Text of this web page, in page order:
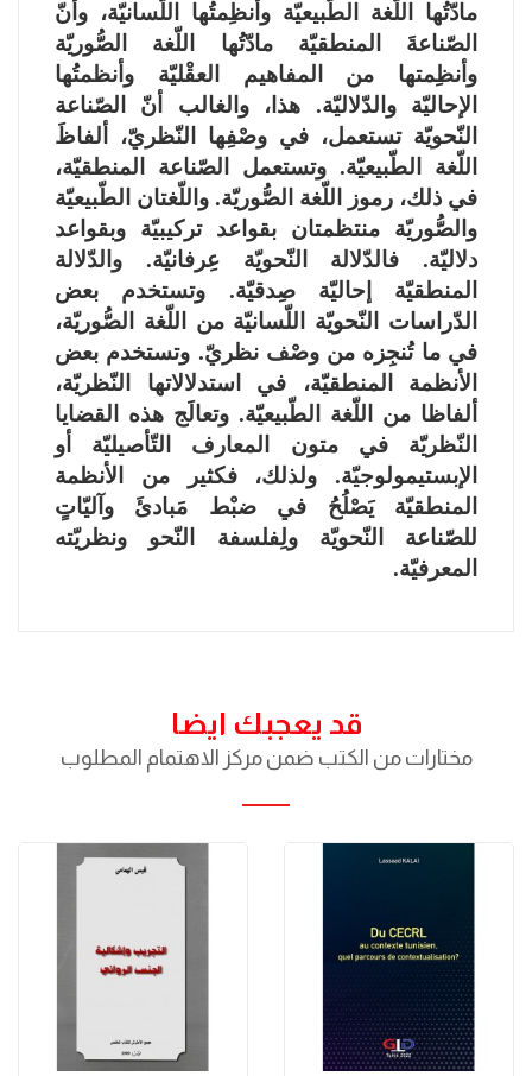
مادّتُها اللّغة الطّبيعيّة وأنظِمتُها اللّسانيّة، وأنّ
الصّناعةَ المنطقيّة مادّتُها اللّغة الصُّوريّة
وأنظِمتها من المفاهيم العقْليّة وأنظمتُها
الإحاليّة والدّلاليّة. هذا، والغالب أنّ الصّناعة
النّحويّة تستعمل، في وصْفِها النّظريّ، ألفاظَ
اللّغة الطّبيعيّة. وتستعمل الصّناعة المنطقيّة،
في ذلك، رموز اللّغة الصُّوريّة. واللّغتان الطّبيعيّة
والصُّوريّة منتظمتان بقواعد تركيبيّة وبقواعد
دلاليّة. فالدّلالة النّحويّة عِرفانيّة. والدّلالة
المنطقيّة إحاليّة صِدقيّة. وتستخدم بعض
الدّراسات النّحويّة اللّسانيّة من اللّغة الصُّوريّة،
في ما تُنجِزه من وصْف نظريّ. وتستخدم بعض
الأنظمة المنطقيّة، في استدلالاتها النّظريّة،
ألفاظا من اللّغة الطّبيعيّة. وتعالَج هذه القضايا
النّظريّة في متون المعارف التّأصيليّة أو
الإبستيمولوجيّة. ولذلك، فكثير من الأنظمة
المنطقيّة يَصْلُحُ في ضبْط مَبادئَ وآليّاتٍ
للصّناعة النّحويّة ولِفلسفة النّحو ونظريّته
المعرفيّة.
قد يعجبك ايضا
مختارات من الكتب ضمن مركز الاهتمام المطلوب